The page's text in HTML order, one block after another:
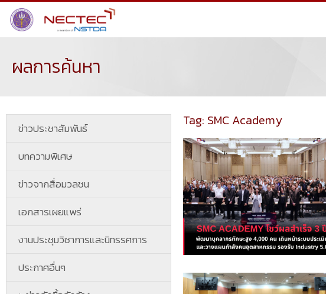
ผลการค้นหา
ข่าวประชาสัมพันธ์
บทความพิเศษ
ข่าวจากสื่อมวลชน
เอกสารเผยแพร่
งานประชุมวิชาการและนิทรรศการ
ประกาศอื่นๆ
Tag: SMC Academy